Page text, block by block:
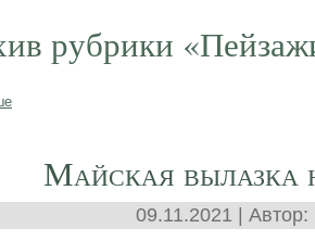
рубрики
Майская вылазка
09.11.2021 | Автор: